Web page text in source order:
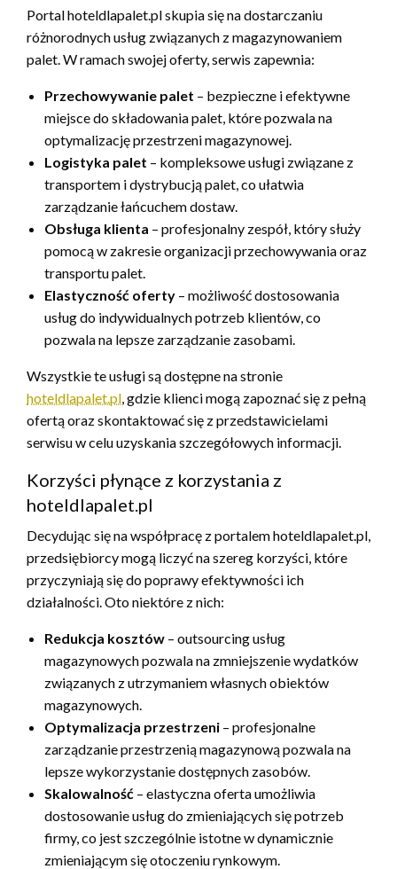
Portal hoteldlapalet.pl skupia się na dostarczaniu
różnorodnych usług związanych z magazynowaniem
palet. W ramach swojej oferty, serwis zapewnia:
Przechowywanie palet – bezpieczne i efektywne
miejsce do składowania palet, które pozwala na
optymalizację przestrzeni magazynowej.
Logistyka palet – kompleksowe usługi związane z
transportem i dystrybucją palet, co ułatwia
zarządzanie łańcuchem dostaw.
Obsługa klienta – profesjonalny zespół, który służy
pomocą w zakresie organizacji przechowywania oraz
transportu palet.
Elastyczność oferty – możliwość dostosowania
usług do indywidualnych potrzeb klientów, co
pozwala na lepsze zarządzanie zasobami.
Wszystkie te usługi są dostępne na stronie
hoteldlapalet.pl, gdzie klienci mogą zapoznać się z pełną
ofertą oraz skontaktować się z przedstawicielami
serwisu w celu uzyskania szczegółowych informacji.
Korzyści płynące z korzystania z
hoteldlapalet.pl
Decydując się na współpracę z portalem hoteldlapalet.pl,
przedsiębiorcy mogą liczyć na szereg korzyści, które
przyczyniają się do poprawy efektywności ich
działalności. Oto niektóre z nich:
Redukcja kosztów – outsourcing usług
magazynowych pozwala na zmniejszenie wydatków
związanych z utrzymaniem własnych obiektów
magazynowych.
Optymalizacja przestrzeni – profesjonalne
zarządzanie przestrzenią magazynową pozwala na
lepsze wykorzystanie dostępnych zasobów.
Skalowalność – elastyczna oferta umożliwia
dostosowanie usług do zmieniających się potrzeb
firmy, co jest szczególnie istotne w dynamicznie
zmieniającym się otoczeniu rynkowym.